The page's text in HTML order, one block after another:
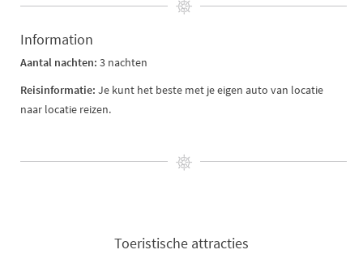
Information
Aantal nachten: 3 nachten
Reisinformatie: Je kunt het beste met je eigen auto van locatie
naar locatie reizen.
Toeristische attracties